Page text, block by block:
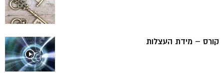
קורס – מידת העצלות